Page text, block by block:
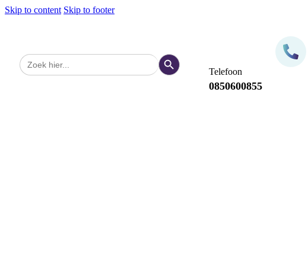
Skip to content Skip to footer
Zoek
naar:
Zoekknop
Telefoon
0850600855